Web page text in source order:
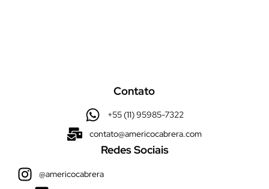
Contato
+55 (11) 95985-7322
contato@americocabrera.com
Redes Sociais
@americocabrera